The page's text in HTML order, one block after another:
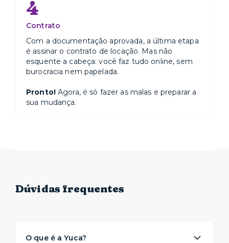
4
Contrato
Com a documentação aprovada, a última etapa
é assinar o contrato de locação. Mas não
esquente a cabeça: você faz tudo online, sem
burocracia nem papelada.
Pronto!Agora, é só fazer as malas e preparar a
sua mudança.
Dúvidas frequentes
O que é a Yuca?